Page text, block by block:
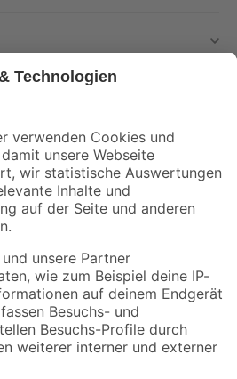
und Aktionen mehr verpassen!
Versandarten